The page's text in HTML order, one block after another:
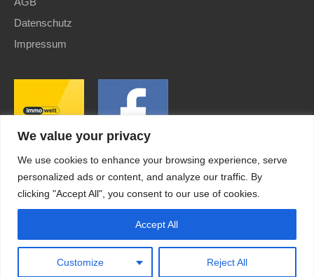
We value your privacy
We use cookies to enhance your browsing experience, serve
personalized ads or content, and analyze our traffic. By
clicking "Accept All", you consent to our use of cookies.
Customize Reject All
Accept All
Datenschutz
Impressum
SEOand Website byimmoWebdesign| Copyright © 2022
MANGELHAFT
0,00 / 5,00